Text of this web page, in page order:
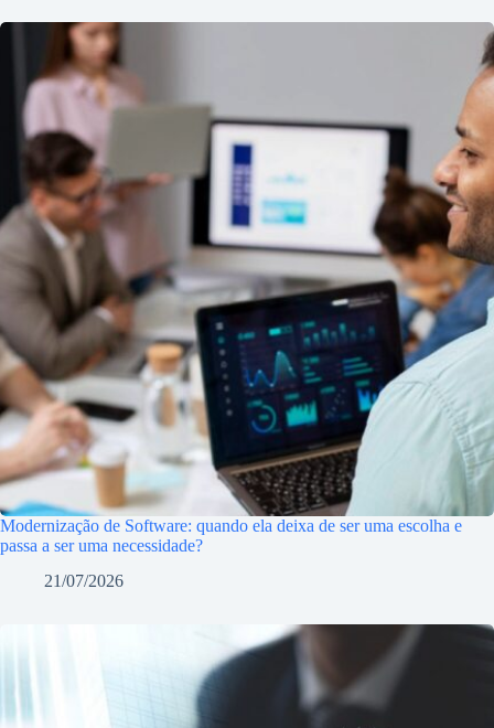
Modernização de Software: quando ela deixa de ser uma escolha e
passa a ser uma necessidade?
21/07/2026